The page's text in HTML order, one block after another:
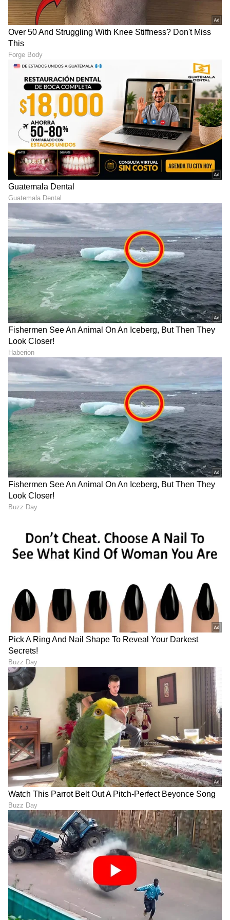
ಇನ್ನು ಬೌಲಿಂಗ್‌ನಲ್ಲಿ ಟ್ರೆಂಟ್ ಬೌಲ್ಟ್, ಪ್ರಸಿದ್ದ್ ಕೃಷ್ಣ,
ಯುಜುವೇಂದ್ರ ಚಹಲ್, ನೇಥನ್ ಕೌಲ್ಟರ್‌-ನೈಲ್ ಅವರಂತಹ
ಟಿ20 ಸ್ಪೆಷಲಿಸ್ಟ್ ಆಟಗಾರರನ್ನು ಹೊಂದಿದ್ದು, ಎರಡನೇ ಬಾರಿಗೆ
ರಾಜಸ್ಥಾನ ರಾಯಲ್ಸ್‌ ತಂಡವು ಐಪಿಎಲ್‌ ಟ್ರೋಫಿಗೆ
LATEST VIDEOS
ABOUT THE AUTHOR
SN Suvarna News
ಕ್ರಿಕೆಟ್ ಐಪಿಎಲ್ ರಾಜಸ್ಥಾನ್ ರಾಯಲ್ಸ್ ಮುಂಬೈ ಇಂಡಿಯನ್ಸ್
ಕ್ರಿಕೆಟ್ ಮತ್ತು ಕ್ರೀಡಾ ಜಗತ್ತಿನ (
) ಕ್ಷಣಕ್ಷಣದ ಕನ್ನಡ ಸುದ್ದಿ ಅಪ್ಡೇಟ್‌ಗಳಿಗಾಗಿ
ಏಷ್ಯಾನೆಟ್ ಸುವರ್ಣ ನ್ಯೂಸ್‌ ಫಾಲೋ ಮಾಡಿ.IPL
Liveಸೇರಿದಂತೆ ಟೀಂ ಇಂಡಿಯಾದ ಬ್ರೇಕಿಂಗ್ ಸುದ್ದಿ
(Cricket News in Kannada), ವಿಶೇಷ ವರದಿಗಳು
ಮತ್ತು ನೇರ ಪ್ರಸಾರಗಳೊಂದಿಗೆ ಸಂಪೂರ್ಣ ಮಾಹಿತಿ
ನಿಮ್ಮ ಒಂದೇ ಕ್ಲಿಕ್‌ನಲ್ಲಿ ಲಭ್ಯ. ಏಷ್ಯಾನೆಟ್ ಸುವರ್ಣ
ನ್ಯೂಸ್ ಅಧಿಕೃತ ಆ್ಯಪ್ ಡೌನ್‌ಲೋಡ್ ಮಾಡಿ ಹಾಗೂ
ಎಲ್ಲಾ ಅಪ್‌ಡೇಟ್ ಗಳನ್ನು ಪಡೆಯಿರಿ.
DOWNLOAD APP
RECOMMENDED STORIES
6, 6, 6, 6: ಒಂದೇ ಓವರ್‌ನಲ್ಲಿ 4
ಭರ್ಜರಿ ಸಿಕ್ಸರ್‌! ಕೋಚ್ ಗಂಭೀರ್
ಮೆಚ್ಚುಗೆ ಪಡೆದ ಭಾರತೀಯ
ಬೌಲರ್!
ರನ್ ಔಟ್ ಆದ ಬ್ಯಾಟ್ಸಮನ್‌ಗಳ
ಪಟ್ಟಿಯಲ್ಲಿ ಕನ್ನಡಿಗನಿಗೆ ಟಾಪ್ 2
ಸ್ಥಾನ